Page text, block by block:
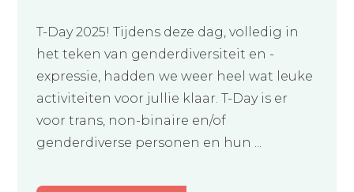
T-Day 2025! Tijdens deze dag, volledig in
het teken van genderdiversiteit en -
expressie, hadden we weer heel wat leuke
activiteiten voor jullie klaar. T-Day is er
voor trans, non-binaire en/of
genderdiverse personen en hun ...